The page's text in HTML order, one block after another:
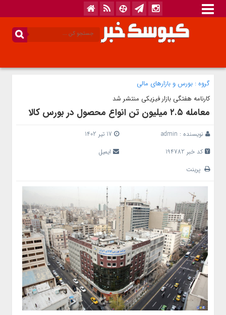
گروه : بورس و بازار‌های مالی
کارنامه هفتگی بازار فیزیکی منتشر شد
معامله ۲.۵ میلیون تن انواع محصول در بورس کالا
نویسنده : admin
کد خبر 194782
ایمیل
پرینت